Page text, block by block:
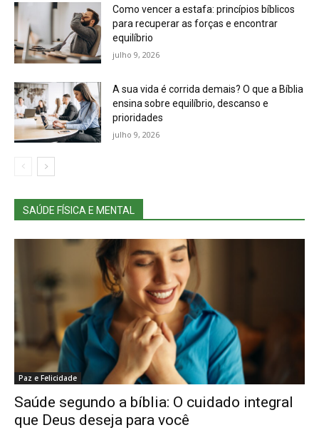
Como vencer a estafa: princípios bíblicos
para recuperar as forças e encontrar
equilíbrio
julho 9, 2026
A sua vida é corrida demais? O que a Bíblia
ensina sobre equilíbrio, descanso e
prioridades
julho 9, 2026
SAÚDE FÍSICA E MENTAL
Paz e Felicidade
Saúde segundo a bíblia: O cuidado integral
que Deus deseja para você